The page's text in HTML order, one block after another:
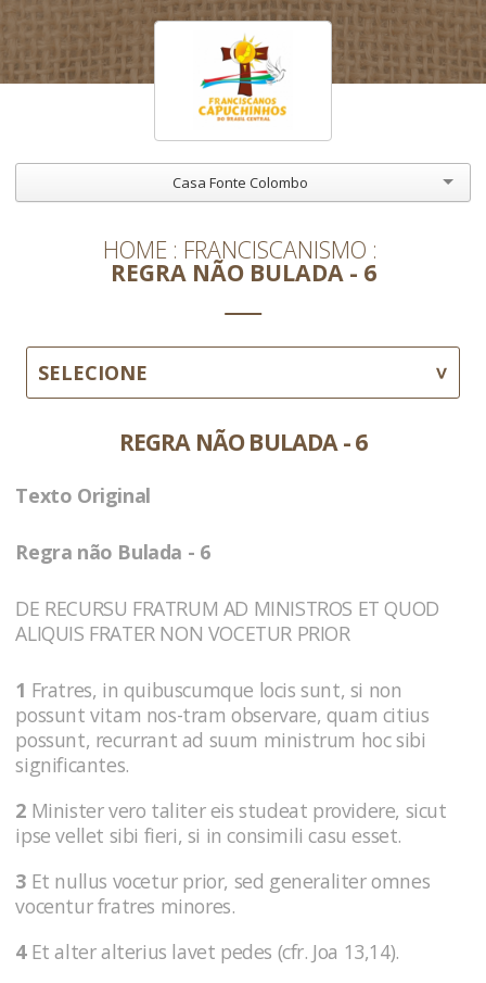
Casa Fonte Colombo
HOME FRANCISCANISMO
REGRA NÃO BULADA - 6
SELECIONE
REGRA NÃO BULADA - 6
Texto Original
Regra não Bulada - 6
DE RECURSU FRATRUM AD MINISTROS ET QUOD
ALIQUIS FRATER NON VOCETUR PRIOR
1 Fratres, in quibuscumque locis sunt, si non
possunt vitam nos-tram observare, quam citius
possunt, recurrant ad suum ministrum hoc sibi
significantes.
2 Minister vero taliter eis studeat providere, sicut
ipse vellet sibi fieri, si in consimili casu esset.
3 Et nullus vocetur prior, sed generaliter omnes
vocentur fratres minores.
4Et alter alterius lavet pedes (cfr. Joa 13,14).